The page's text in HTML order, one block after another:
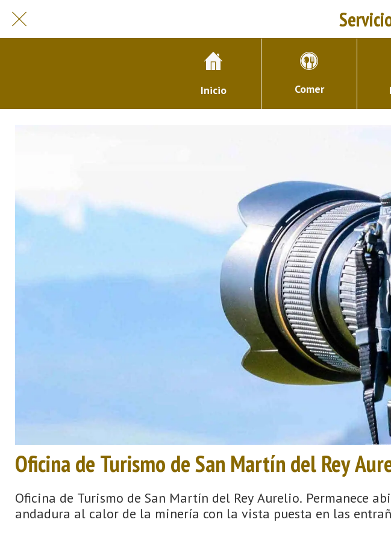
Inicio Comer
Oficina de Turismo de San Martín del Rey
Oficina de Turismo de San Martín del Rey Aurelio. Permanece
andadura al calor de la minería con la vista puesta en las